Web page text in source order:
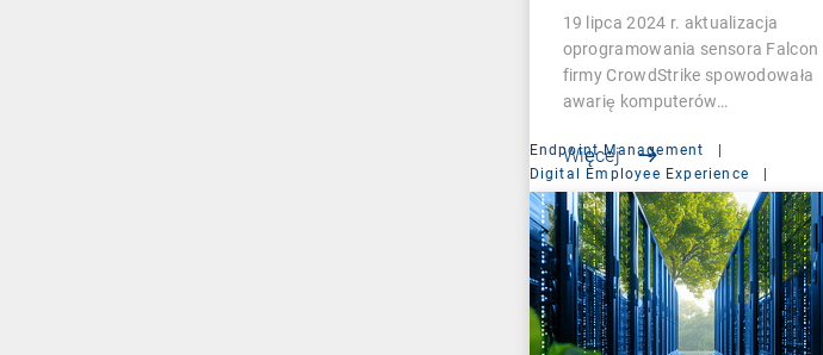
odporności IT
19 lipca 2024 r. aktualizacja
oprogramowania sensora Falcon
firmy CrowdStrike spowodowała
awarię komputerów…
Więcej
Endpoint Management
|
Digital Employee Experience
|
Management Suite